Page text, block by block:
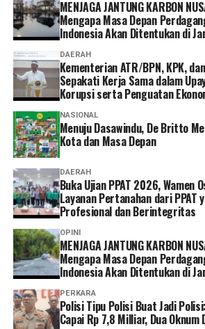
keberadaan berbagai kanal layanan
lebih banyak pilihan bagi peserta
administrasi sesuai kebutuhan dan
masing.
Ia pun menganggap kepesertaan
sebagai bentuk perlindungan
dan keluarga sekaligus mendukung
Program JKN.
“Menurut saya, layanan non tatap
memudahkan karena semua urusan
diakses cukup melalui handphone.
depannya layanannya terus
mudah digunakan dan kendala teknis
diminimalkan. Dengan begitu, peserta
administrasi dengan lebih cepat tanpa
mengantre di kantor,” tuturnya. (*)
MENJAGA JANTUNG KARBON
Mengapa Masa Depan
Indonesia Akan Ditentukan di
DAERAH
Kementerian ATR/BPN, KPK,
Sepakati Kerja Sama dalam
Korupsi serta Penguatan
NASIONAL
Menuju Dasawindu, De Britto
Kota dan Masa Depan
DAERAH
Buka Ujian PPAT 2026, Wamen
Layanan Pertanahan dari PPAT
Profesional dan Berintegritas
OPINI
MENJAGA JANTUNG KARBON
Mengapa Masa Depan
Indonesia Akan Ditentukan di
PERKARA
Polisi Tipu Polisi Buat Jadi
Capai Rp 7,8 Milliar, Dua Oknum